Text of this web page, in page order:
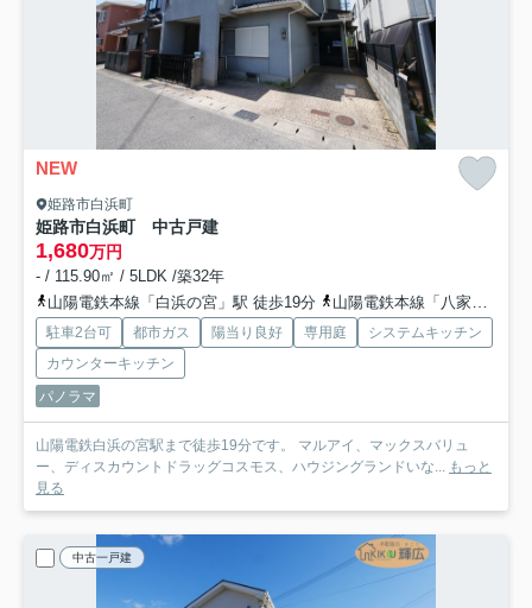
NEW
姫路市白浜町
姫路市白浜町 中古戸建
1,680万円
- / 115.90㎡ / 5LDK /築32年
山陽電鉄本線「白浜の宮」駅 徒歩19分
山陽電鉄本線「八家」駅 徒歩25分
駐車2台可 都市ガス 陽当り良好 専用庭
システムキッチン
カウンターキッチン
パノラマ
山陽電鉄白浜の宮駅まで徒歩19分です。 マルアイ、マックスバリュ
ー、ディスカウントドラッグコスモス、ハウジングランドいな... もっと
見る
中古一戸建